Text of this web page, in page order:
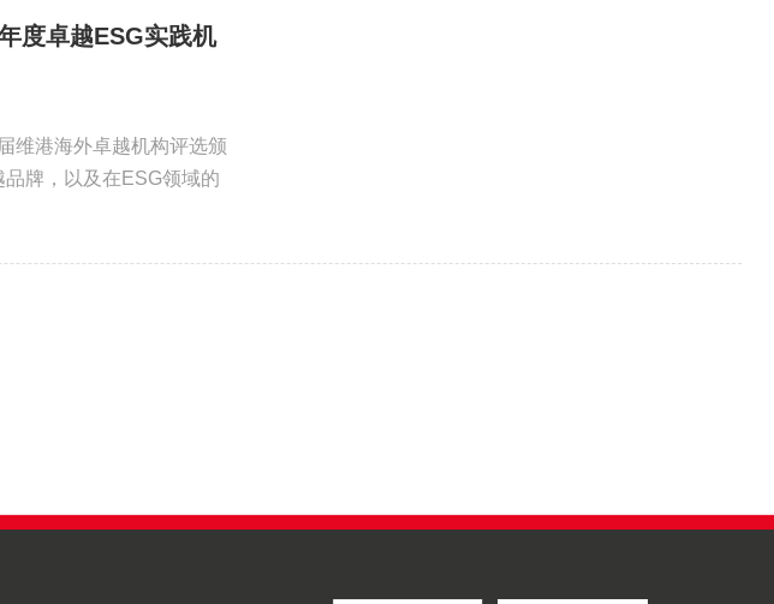
度卓越ESG实践机
维港海外卓越机构评选颁
牌，以及在ESG领域的